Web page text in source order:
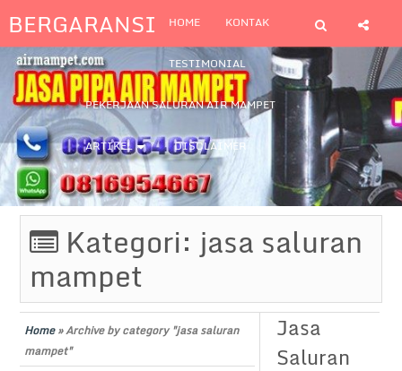
BERGARANSI HOME KONTAK
TESTIMONIAL
PEKERJAAN SALURAN AIR MAMPET
ARTIKEL DISCLAIMER
Kategori:jasa saluran
mampet
Home»Archive by category "jasa saluran
mampet"
Jasa
Saluran